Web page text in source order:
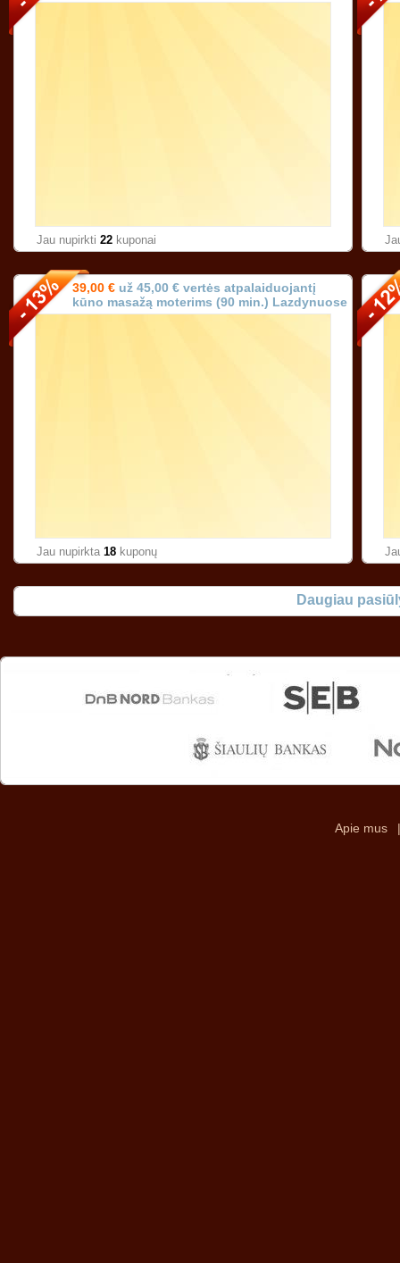
min.) Vilniuje!
Jau nupirkti 22 kuponai
39,00 € už 45,00 € vertės atpalaiduojantį
kūno masažą moterims (90 min.) Lazdynuose
Vilniuje!
Jau nupirkta 18 kuponų
Daugiau
Apie mus |